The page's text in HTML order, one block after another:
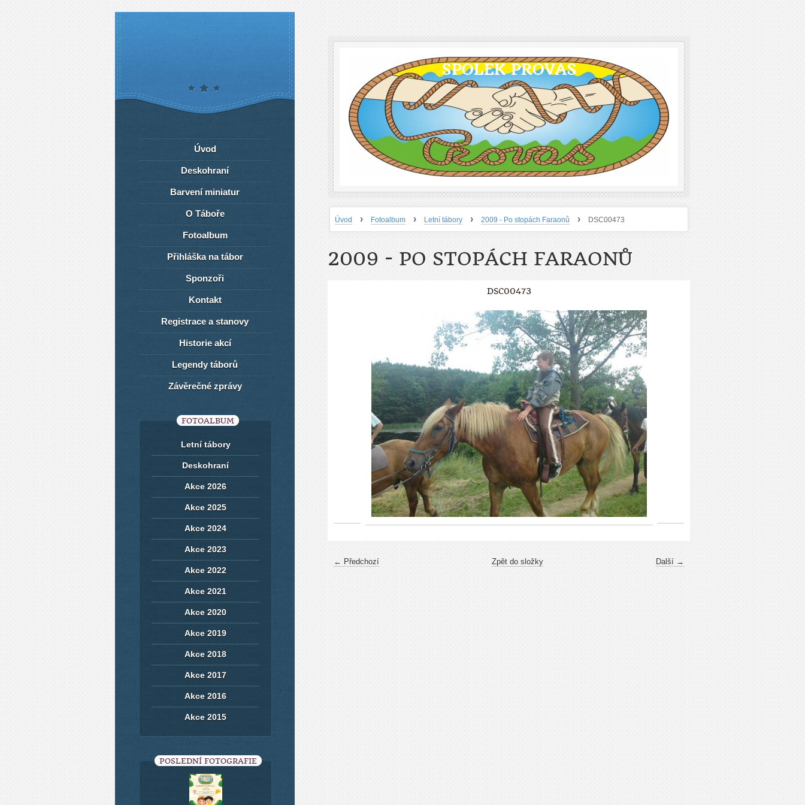
SPOLEK PROVAS
Úvod › Fotoalbum › Letní tábory › 2009 - Po stopách Faraonů › DSC00473
2009 - PO STOPÁCH FARAONŮ
DSC00473
← Předchozí Další →
Zpět do složky
Úvod
Deskohraní
Barvení miniatur
O Táboře
Fotoalbum
Přihláška na tábor
Sponzoři
Kontakt
Registrace a stanovy
Historie akcí
Legendy táborů
Závěrečné zprávy
FOTOALBUM
Letní tábory
Deskohraní
Akce 2026
Akce 2025
Akce 2024
Akce 2023
Akce 2022
Akce 2021
Akce 2020
Akce 2019
Akce 2018
Akce 2017
Akce 2016
Akce 2015
POSLEDNÍ FOTOGRAFIE